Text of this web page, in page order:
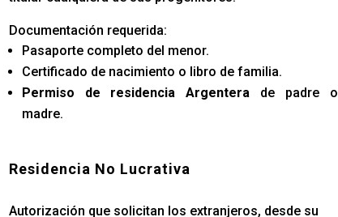
Documentación requerida:
Pasaporte completo del menor.
Certificado de nacimiento o libro de familia.
Permiso de residencia Argentera de padre o
madre.
Residencia No Lucrativa
Autorización que solicitan los extranjeros, desde su